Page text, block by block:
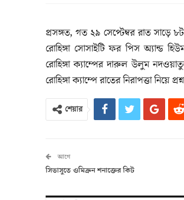
প্রসঙ্গত, গত ২৯ সেপ্টেম্বর রাত সাড়ে
রোহিঙ্গা সোসাইটি ফর পিস অ্যান্ড
রোহিঙ্গা ক্যাম্পের দারুল উলুম
রোহিঙ্গা ক্যাম্পে রাতের নিরাপত্তা
শেয়ার
আগে
সিভাসুতে ওমিক্রন শনাক্তের কিট